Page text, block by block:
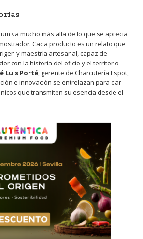
va mucho más allá de lo que se aprecia
Cada producto es un relato que
y maestría artesanal, capaz de
con la historia del oficio y el territorio
Luis Porté, gerente de Charcutería Espot,
e innovación se entrelazan para dar
que transmiten su esencia desde el